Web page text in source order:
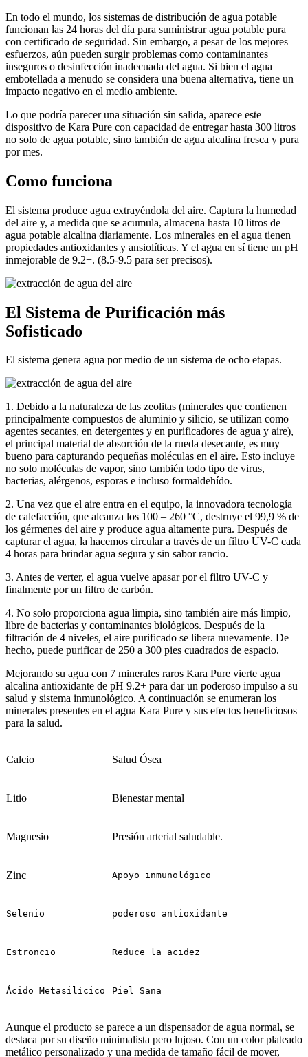
En todo el mundo, los sistemas de distribución de agua potable
funcionan las 24 horas del día para suministrar agua potable pura
con certificado de seguridad. Sin embargo, a pesar de los mejores
esfuerzos, aún pueden surgir problemas como contaminantes
inseguros o desinfección inadecuada del agua. Si bien el agua
embotellada a menudo se considera una buena alternativa, tiene un
impacto negativo en el medio ambiente.
Lo que podría parecer una situación sin salida, aparece este
dispositivo de Kara Pure con capacidad de entregar hasta 300 litros
no solo de agua potable, sino también de agua alcalina fresca y pura
por mes.
Como funciona
El sistema produce agua extrayéndola del aire. Captura la humedad
del aire y, a medida que se acumula, almacena hasta 10 litros de
agua potable alcalina diariamente. Los minerales en el agua tienen
propiedades antioxidantes y ansiolíticas. Y el agua en sí tiene un pH
inmejorable de 9.2+. (8.5-9.5 para ser precisos).
El Sistema de Purificación más
Sofisticado
El sistema genera agua por medio de un sistema de ocho etapas.
1. Debido a la naturaleza de las zeolitas (minerales que contienen
principalmente compuestos de aluminio y silicio, se utilizan como
agentes secantes, en detergentes y en purificadores de agua y aire),
el principal material de absorción de la rueda desecante, es muy
bueno para capturando pequeñas moléculas en el aire. Esto incluye
no solo moléculas de vapor, sino también todo tipo de virus,
bacterias, alérgenos, esporas e incluso formaldehído.
2. Una vez que el aire entra en el equipo, la innovadora tecnología
de calefacción, que alcanza los 100 – 260 °C, destruye el 99,9 % de
los gérmenes del aire y produce agua altamente pura. Después de
capturar el agua, la hacemos circular a través de un filtro UV-C cada
4 horas para brindar agua segura y sin sabor rancio.
3. Antes de verter, el agua vuelve apasar por el filtro UV-C y
finalmente por un filtro de carbón.
4. No solo proporciona agua limpia, sino también aire más limpio,
libre de bacterias y contaminantes biológicos. Después de la
filtración de 4 niveles, el aire purificado se libera nuevamente. De
hecho, puede purificar de 250 a 300 pies cuadrados de espacio.
Mejorando su agua con 7 minerales raros Kara Pure vierte agua
alcalina antioxidante de pH 9.2+ para dar un poderoso impulso a su
salud y sistema inmunológico. A continuación se enumeran los
minerales presentes en el agua Kara Pure y sus efectos beneficiosos
para la salud.
Calcio Salud Ósea
Litio Bienestar mental
Magnesio Presión arterial saludable.
Zinc Apoyo inmunológico
Selenio poderoso antioxidante
Estroncio Reduce la acidez
Ácido Metasilícico Piel Sana
Aunque el producto se parece a un dispensador de agua normal, se
destaca por su diseño minimalista pero lujoso. Con un color plateado
metálico personalizado y una medida de tamaño fácil de mover,